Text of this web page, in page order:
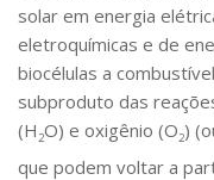
Serviços
Bibliotecas
Apoio ao Estudante
Segurança,
RH, Administrativo
Outros serviços
solar em energia
eletroquímicas e de
biocélulas a
subproduto das
(H2O) e oxigênio (O2)
que podem voltar a